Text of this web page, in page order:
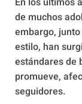
de muchos
embargo,
estilo, han
estándares de
promueve,
seguidores.